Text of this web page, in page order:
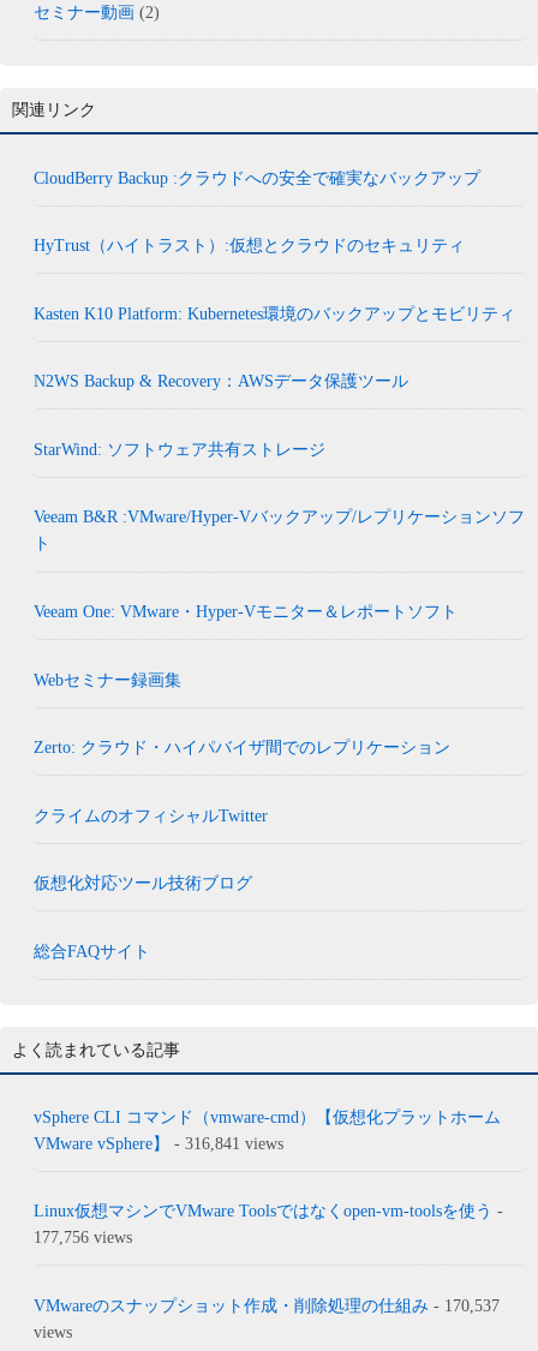
セミナー動画 (2)
関連リンク
CloudBerry Backup :クラウドへの安全で確実なバックアップ
HyTrust（ハイトラスト）:仮想とクラウドのセキュリティ
Kasten K10 Platform: Kubernetes環境のバックアップとモビリティ
N2WS Backup & Recovery：AWSデータ保護ツール
StarWind: ソフトウェア共有ストレージ
Veeam B&R :VMware/Hyper-Vバックアップ/レプリケーションソフ
ト
Veeam One: VMware・Hyper-Vモニター＆レポートソフト
Webセミナー録画集
Zerto: クラウド・ハイパバイザ間でのレプリケーション
クライムのオフィシャルTwitter
仮想化対応ツール技術ブログ
総合FAQサイト
よく読まれている記事
vSphere CLI コマンド（vmware-cmd）【仮想化プラットホーム
VMware vSphere】
- 316,841 views
Linux仮想マシンでVMware Toolsではなくopen-vm-toolsを使う -
177,756 views
VMwareのスナップショット作成・削除処理の仕組み - 170,537
views